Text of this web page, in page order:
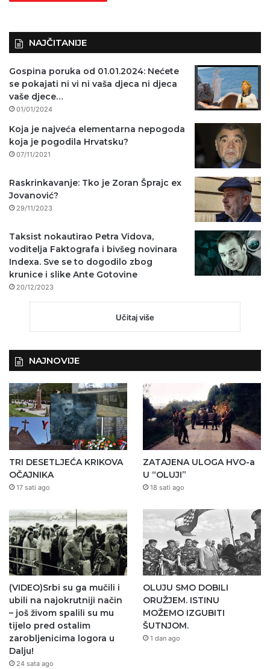
NAJČITANIJE
Gospina poruka od 01.01.2024: Nećete
se pokajati ni vi ni vaša djeca ni djeca
vaše djece…
01/01/2024
Koja je najveća elementarna nepogoda
koja je pogodila Hrvatsku?
07/11/2021
Raskrinkavanje: Tko je Zoran Šprajc ex
Jovanović?
29/11/2023
Taksist nokautirao Petra Vidova,
voditelja Faktografa i bivšeg novinara
Indexa. Sve se to dogodilo zbog
krunice i slike Ante Gotovine
20/12/2023
Učitaj više
NAJNOVIJE
TRI DESETLJEĆA KRIKOVA
OČAJNIKA
17 sati ago
ZATAJENA ULOGA HVO-a
U “OLUJI”
18 sati ago
(VIDEO)Srbi su ga mučili i
ubili na najokrutniji način
– još živom spalili su mu
tijelo pred ostalim
zarobljenicima logora u
Dalju!
24 sata ago
OLUJU SMO DOBILI
ORUŽJEM. ISTINU
MOŽEMO IZGUBITI
ŠUTNJOM.
1 dan ago